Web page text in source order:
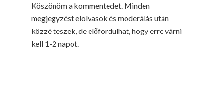
Köszönöm a kommentedet. Minden
megjegyzést elolvasok és moderálás után
közzé teszek, de előfordulhat, hogy erre várni
kell 1-2 napot.